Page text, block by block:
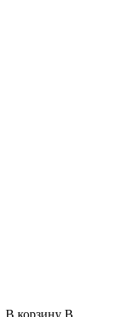
В корзину В